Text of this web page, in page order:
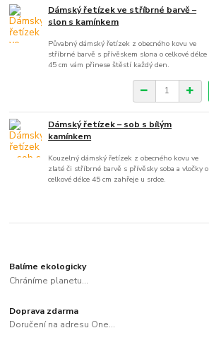
Dámský řetízek ve stříbrné barvě –
slon s kamínkem
Půvabný dámský řetízek z obecného kovu ve
stříbrné barvě s přívěskem slona o celkové délce
45 cm vám přinese štěstí každý den.
Dámský řetízek – sob s bílým
kamínkem
Kouzelný dámský řetízek z obecného kovu ve
zlaté či stříbrné barvě s přívěsky soba a vločky o
celkové délce 45 cm zahřeje u srdce.
Balíme ekologicky
Chráníme planetu...
Doprava zdarma
Doručení na adresu One...